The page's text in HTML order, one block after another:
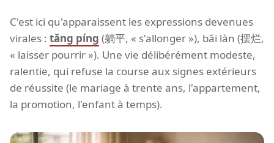
C'est ici qu'apparaissent les expressions devenues
virales : tǎng píng (躺平, « s'allonger »), bǎi làn (摆烂,
« laisser pourrir »). Une vie délibérément modeste,
ralentie, qui refuse la course aux signes extérieurs
de réussite (le mariage à trente ans, l'appartement,
la promotion, l'enfant à temps).